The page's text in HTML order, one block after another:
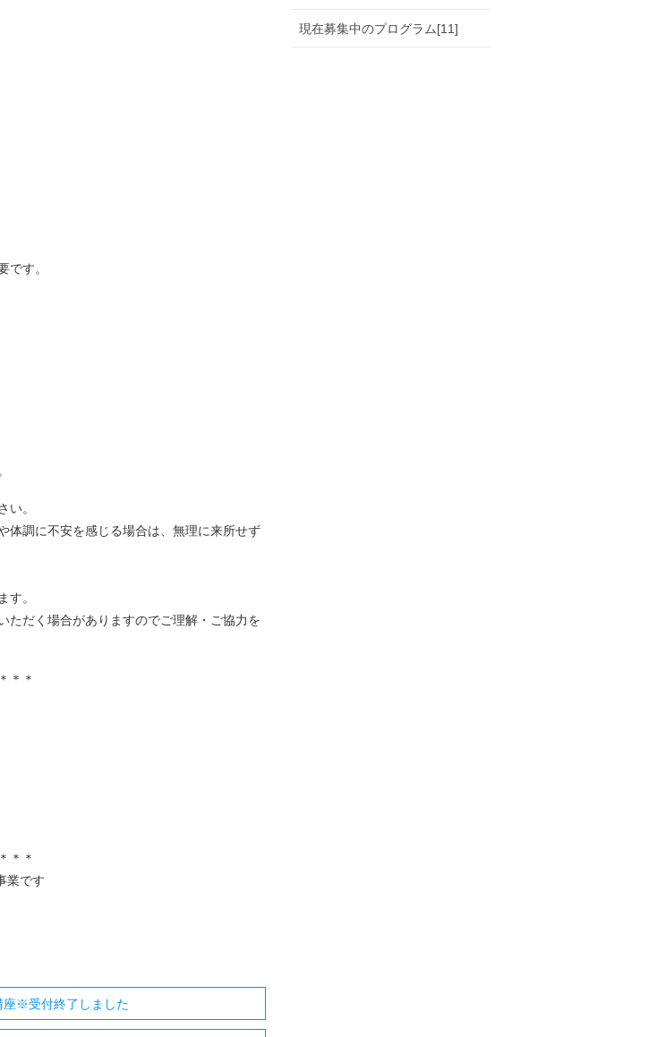
です。
い。
体調に不安を感じる場合は、無理に来所せず
す。
ただく場合がありますのでご理解・ご協力を
＊＊
＊＊
業です
座※受付終了しました
現在募集中のプログラム[11]